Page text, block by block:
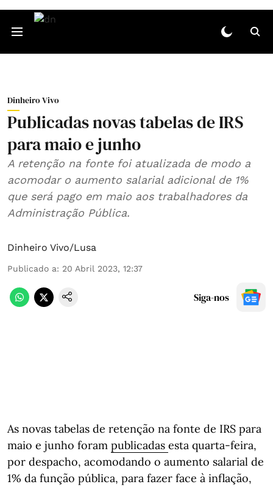
Dinheiro Vivo
Publicadas novas tabelas de IRS
para maio e junho
A retenção na fonte foi atualizada de modo a
acomodar o aumento salarial adicional de 1%
que será pago em maio aos trabalhadores da
Administração Pública.
Dinheiro Vivo/Lusa
Publicado a: 20 Abril 2023, 12:37
Siga-nos
As novas tabelas de retenção na fonte de IRS para
maio e junho foram publicadas esta quarta-feira,
por despacho, acomodando o aumento salarial de
1% da função pública, para fazer face à inflação,